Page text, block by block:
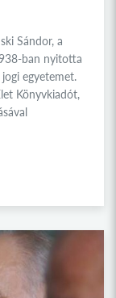
Sándor, a
ban nyitotta
egyetemet.
Könyvkiadót,